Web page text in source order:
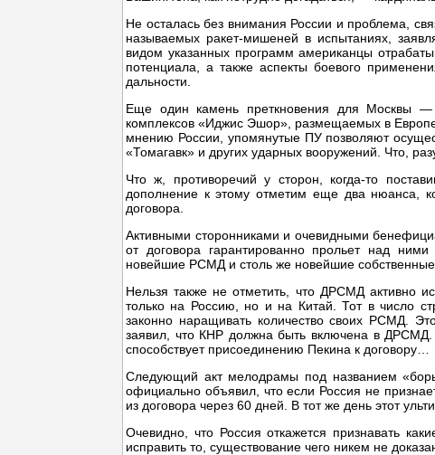
Не осталась без внимания России и проблема,
называемых ракет-мишеней в испытаниях,
видом указанных программ американцы
потенциала, а также аспекты боевого
дальности.
Еще один камень преткновения для Москвы —
комплексов «Иджис Эшор», размещаемых в
мнению России, упомянутые ПУ позволяют
«Томагавк» и других ударных вооружений. Что,
Что ж, противоречий у сторон, когда-то
дополнение к этому отметим еще два нюанса,
договора.
Активными сторонниками и очевидными
от договора гарантированно прольет над
новейшие РСМД и столь же новейшие собственные
Нельзя также не отметить, что ДРСМД активно
только на Россию, но и на Китай. Тот в число
законно наращивать количество своих РСМД.
заявил, что КНР должна быть включена в ДРСМД.
способствует присоединению Пекина к договору…
Следующий акт мелодрамы под названием
официально объявил, что если Россия не
из договора через 60 дней. В тот же день этот
Очевидно, что Россия откажется признавать
исправить то, существование чего никем не